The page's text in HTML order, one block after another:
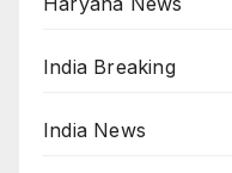
India Breaking
India News